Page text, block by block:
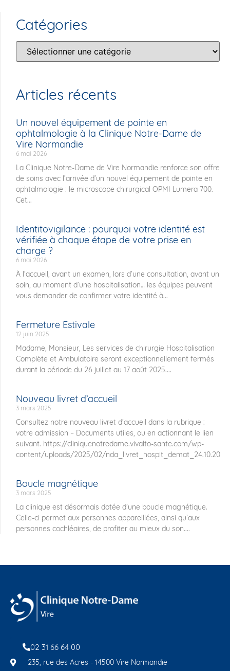
Catégories
Articles récents
Un nouvel équipement de pointe en
ophtalmologie à la Clinique Notre-Dame de
Vire Normandie
6 mai 2026
La Clinique Notre-Dame de Vire Normandie renforce son offre
de soins avec l’arrivée d’un nouvel équipement de pointe en
ophtalmologie : le microscope chirurgical OPMI Lumera 700.
Cet...
Identitovigilance : pourquoi votre identité est
vérifiée à chaque étape de votre prise en
charge ?
6 mai 2026
À l’accueil, avant un examen, lors d’une consultation, avant un
soin, au moment d’une hospitalisation… les équipes peuvent
vous demander de confirmer votre identité à...
Fermeture Estivale
12 juin 2025
Madame, Monsieur, Les services de chirurgie Hospitalisation
Complète et Ambulatoire seront exceptionnellement fermés
durant la période du 26 juillet au 17 août 2025....
Nouveau livret d’accueil
3 mars 2025
Consultez notre nouveau livret d’accueil dans la rubrique :
votre admission – Documents utiles, ou en actionnant le lien
suivant. https://cliniquenotredame.vivalto-sante.com/wp-
content/uploads/2025/02/
Boucle magnétique
3 mars 2025
La clinique est désormais dotée d’une boucle magnétique.
Celle-ci permet aux personnes appareillées, ainsi qu’aux
personnes cochléaires, de profiter au mieux du son....
02 31 66 64 00
235, rue des Acres - 14500 Vire Normandie